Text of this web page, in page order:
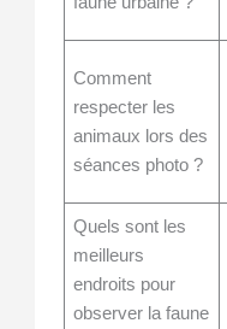
Comment
respecter les
animaux lors des
séances photo ?
Quels sont les
meilleurs
endroits pour
observer la faune